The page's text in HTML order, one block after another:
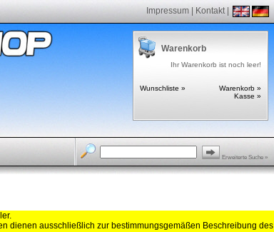
Impressum Kontakt|
Warenkorb
Ihr Warenkorb ist noch leer!
Wunschliste »
Warenkorb »
Kasse »
Erweiterte Suche »
dienen ausschließlich zur bestimmungsgemäßen Beschreibung des